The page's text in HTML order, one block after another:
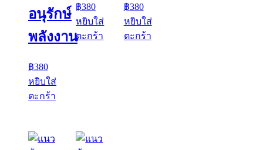
อนุรักษ์
พลังงาน
฿380
หยิบใส่
ตะกร้า
฿380
หยิบใส่
ตะกร้า
฿380
หยิบใส่
ตะกร้า